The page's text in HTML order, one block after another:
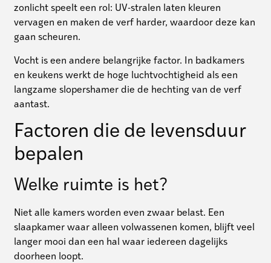
zonlicht speelt een rol: UV-stralen laten kleuren
vervagen en maken de verf harder, waardoor deze kan
gaan scheuren.
Vocht is een andere belangrijke factor. In badkamers
en keukens werkt de hoge luchtvochtigheid als een
langzame slopershamer die de hechting van de verf
aantast.
Factoren die de levensduur
bepalen
Welke ruimte is het?
Niet alle kamers worden even zwaar belast. Een
slaapkamer waar alleen volwassenen komen, blijft veel
langer mooi dan een hal waar iedereen dagelijks
doorheen loopt.